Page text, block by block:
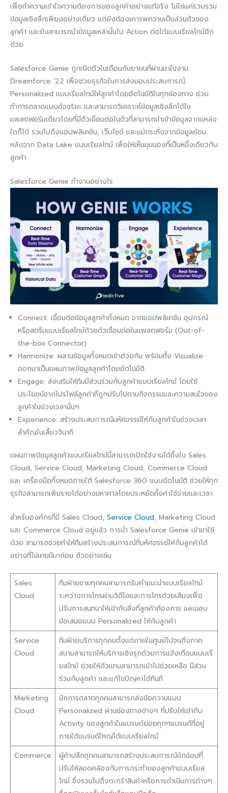
เพื่อทำความเข้าใจความต้องการของลูกค้าอย่างแท้จริง ไม่ใช่แค่รวบรวม
ข้อมูลเชิงลึกเพียงอย่างเดียว แต่ยังต้องเคารพความเป็นส่วนตัวของ
ลูกค้า และยังสามารถนำข้อมูลเหล่านั้นไป Action ต่อได้แบบเรียลไทม์อีก
ด้วย
Salesforce Genie ถูกเปิดตัวในเดือนกันยายนที่ผ่านมาในงาน
Dreamforce ‘22 เพื่อช่วยธุรกิจในการส่งมอบประสบการณ์
Personalized แบบเรียลไทม์ให้ลูกค้าโดยอัตโนมัติในทุกช่องทาง ช่วย
ทำการตลาดแบบอัจฉริยะ และสามารถวิเคราะห์ข้อมูลเชิงลึกได้ใน
แพลตฟอร์มเดียวโดยที่มีตัวเชื่อมต่อในตัวที่สามารถนำเข้าข้อมูลจากแหล่ง
ใดก็ได้ รวมไปถึงแอปพลิเคชัน, เว็บไซต์ และแม้กระทั่งจากข้อมูลย้อน
หลังจาก Data Lake แบบเรียลไทม์ เพื่อให้เห็นมุมมองที่เป็นหนึ่งเดียวกับ
ลูกค้า
Salesforce Genie ทำงานอย่างไร
Connect: เชื่อมต่อข้อมูลลูกค้าทั้งหมด จากแอปพลิเคชัน อุปกรณ์
หรือสตรีมแบบเรียลไทม์ด้วยตัวเชื่อมต่อในแพลตฟอร์ม (Out-of-
the-box Connector)
Harmonize: ผสานข้อมูลทั้งหมดเข้าด้วยกัน พร้อมทั้ง Visualize
ออกมาเป็นแผนภาพข้อมูลลูกค้าโดยอัตโนมัติ
Engage: ส่งเสริมให้ทีมมีส่วนร่วมกับลูกค้าแบบเรียลไทม์ โดยใช้
ประโยชน์จากโปรไฟล์ลูกค้าที่ถูกปรับไปตามกิจกรรมและความสนใจของ
ลูกค้าในช่วงเวลานั้นๆ
Experience: สร้างประสบการณ์มหัศจรรย์ให้กับลูกค้าในช่วงเวลา
สำคัญในเสี้ยววินาที
แผนภาพข้อมูลลูกค้าแบบเรียลไทม์นี้สามารถเปิดใช้งานได้ทั้งใน Sales
Cloud, Service Cloud, Marketing Cloud, Commerce Cloud
และ เครื่องมือทั้งหมดภายใต้ Salesforce 360 แบบอัตโนมัติ ช่วยให้ทุก
ธุรกิจสามารถเพิ่มรายได้อย่างมหาศาลโดยประหยัดทั้งค่าใช้จ่ายและเวลา
สำหรับองค์กรที่มี Sales Cloud, Service Cloud, Marketing Cloud
และ Commerce Cloud อยู่แล้ว การนำ Salesforce Genie เข้ามาใช้
ด้วย สามารถช่วยทำให้ทีมสร้างประสบการณ์ที่มหัศจรรย์ให้กับลูกค้าได้
อย่างที่ไม่เคยมีมาก่อน ตัวอย่างเช่น
Sales
Cloud
ทีมฝ่ายขายทุกคนสามารถรับคำแนะนำแบบเรียลไทม์
ระหว่างการโทรผ่านวิดีโอและการโทรด้วยเสียงเพื่อ
ปรับการสนทนาให้เข้ากับสิ่งที่ลูกค้าต้องการ และมอบ
ข้อเสนอแบบ Personalized ให้กับลูกค้า
Service
Cloud
ทีมฝ่ายบริการทุกคนตั้งแต่ภายในศูนย์ไปจนถึงภาค
สนามสามารถให้บริการเชิงรุกด้วยการแจ้งเตือนแบบเรี
ยลไทม์ ช่วยให้ตัวแทนสามารถเข้าไปช่วยเหลือ มีส่วน
ร่วมกับลูกค้า และแก้ไขปัญหาได้ทันที
Marketing
Cloud
นักการตลาดทุกคนสามารถส่งข้อความแบบ
Personalized ผ่านช่องทางต่างๆ ที่ปรับให้เข้ากับ
Activity ของลูกค้าในแบรนด์ย่อยทุกๆแบรนด์ที่อยู่
ภายใต้แบรนด์ใหญ่ได้แบบเรียลไทม์
Commerce
ผู้ค้าปลีกทุกคนสามารถสร้างประสบการณ์นักช้อปที่
ปรับให้สอดคล้องกับการกระทำของลูกค้าแบบเรียล
ไทม์ ซึ่งรวมไปถึงตะกร้าสินค้าหรือการดำเนินการต่างๆ